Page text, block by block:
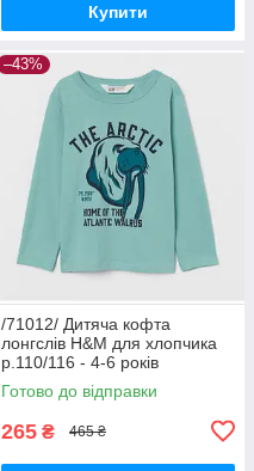
Купити
–43%
/71012/ Дитяча кофта
лонгслів H&M для хлопчика
р.110/116 - 4-6 років
Готово до відправки
265 ₴ 465 ₴